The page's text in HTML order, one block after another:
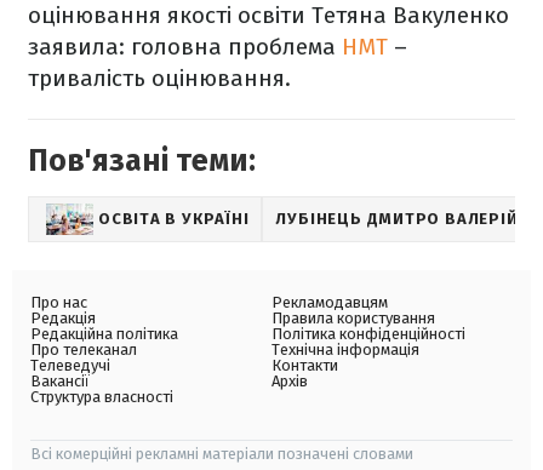
оцінювання якості освіти Тетяна Вакуленко
заявила: головна проблема НМТ –
тривалість оцінювання.
Пов'язані теми:
ОСВІТА В УКРАЇНІ ЛУБІНЕЦЬ ДМИТРО
Про нас
Редакція
Редакційна політика
Про телеканал
Телеведучі
Вакансії
Структура власності
Рекламодавцям
Правила користування
Політика конфіденційності
Технічна інформація
Контакти
Архів
Всі комерційні рекламні матеріали позначені словами